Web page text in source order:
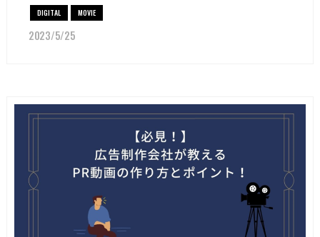
DIGITAL MOVIE
2023/5/25